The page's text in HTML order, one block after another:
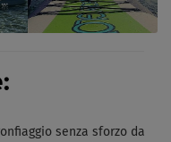
senza sforzo da